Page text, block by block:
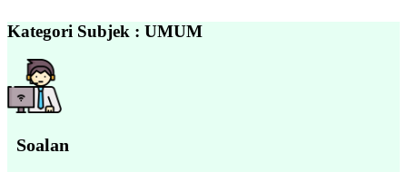
Kategori Subjek : UMUM
Soalan